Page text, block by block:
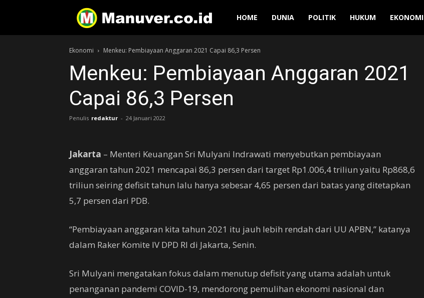
Manuver
HOME DUNIA POLITIK HUKUM EKONOMI
Ekonomi Menkeu: Pembiayaan Anggaran 2021 Capai 86,3 Persen
Menkeu: Pembiayaan Anggaran 2021
Capai 86,3 Persen
Penulis redaktur - 24 Januari 2022
Jakarta – Menteri Keuangan Sri Mulyani Indrawati menyebutkan pembiayaan
anggaran tahun 2021 mencapai 86,3 persen dari target Rp1.006,4 triliun yaitu Rp868,6
triliun seiring defisit tahun lalu hanya sebesar 4,65 persen dari batas yang ditetapkan
5,7 persen dari PDB.
“Pembiayaan anggaran kita tahun 2021 itu jauh lebih rendah dari UU APBN,” katanya
dalam Raker Komite IV DPD RI di Jakarta, Senin.
Sri Mulyani mengatakan fokus dalam menutup defisit yang utama adalah untuk
penanganan pandemi COVID-19, mendorong pemulihan ekonomi nasional dan